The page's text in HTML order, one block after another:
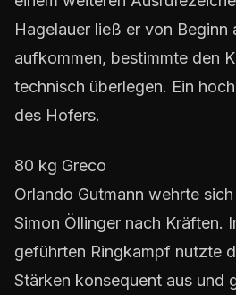
Hagelauer ließ er von Beginn
aufkommen, bestimmte den
technisch überlegen. Ein
des Hofers.
80 kg Greco
Orlando Gutmann wehrte
Simon Öllinger nach Kräften.
geführten Ringkampf nutzte
Stärken konsequent aus und